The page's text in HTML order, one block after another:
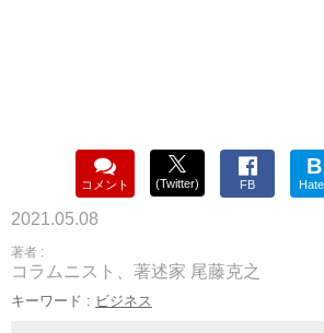
コメント (Twitter) FB
2021.05.08
著者 :
コラムニスト、著述家 尾藤克之
キーワード : ビジネス